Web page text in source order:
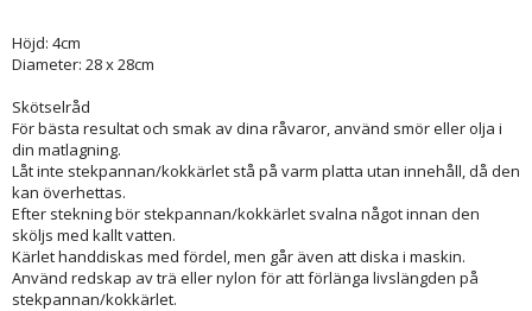
Höjd: 4cm
Diameter: 28 x 28cm
Skötselråd
För bästa resultat och smak av dina råvaror, använd smör eller olja i
din matlagning.
Låt inte stekpannan/kokkärlet stå på varm platta utan innehåll, då den
kan överhettas.
Efter stekning bör stekpannan/kokkärlet svalna något innan den
sköljs med kallt vatten.
Kärlet handdiskas med fördel, men går även att diska i maskin.
Använd redskap av trä eller nylon för att förlänga livslängden på
stekpannan/kokkärlet.